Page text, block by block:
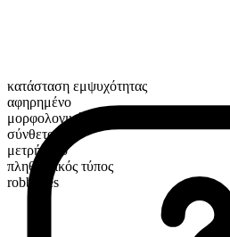
κατάσταση εμψυχότητας
αφηρημένο
μορφολογική σύνθεση
σύνθετο
μετρήσιμο
πληθυντικός τύπος
robberies